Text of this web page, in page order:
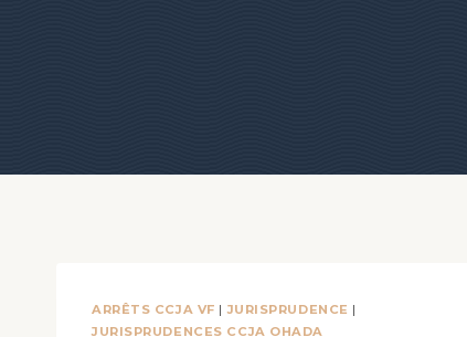
ARRÊTS CCJA VF |JURISPRUDENCE |
JURISPRUDENCES CCJA OHADA